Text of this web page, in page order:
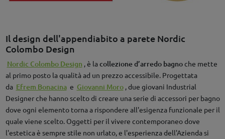
Il design dell'appendiabito a parete Nordic
Colombo Design
Nordic Colombo Design , è lacollezione d’arredo bagnoche mette
al primo posto la qualità ad un prezzo accessibile. Progettata
da Efrem Bonacina e Giovanni Moro , due giovani Industrial
Designer che hanno scelto di creare una serie di accessori per bagno
dove ogni elemento torna a rispondere all'esigenza funzionale per il
quale viene scelto. Oggetti per il vivere contemporaneo dove
l'estetica è sempre stile non urlato, e l'esperienza dell'Azienda si